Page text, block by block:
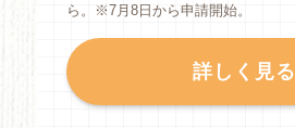
ら。※7月8日から申請開始。
詳しく見る